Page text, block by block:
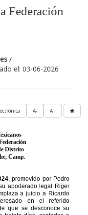
Federación
/
el: 03-06-2026
A+
A-